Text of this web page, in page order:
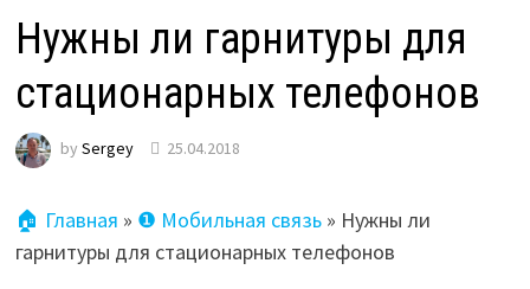
Нужны ли гарнитуры для
стационарных телефонов
by Sergey 25.04.2018
🏠 Главная » ❶ Мобильная связь» Нужны ли
гарнитуры для стационарных телефонов